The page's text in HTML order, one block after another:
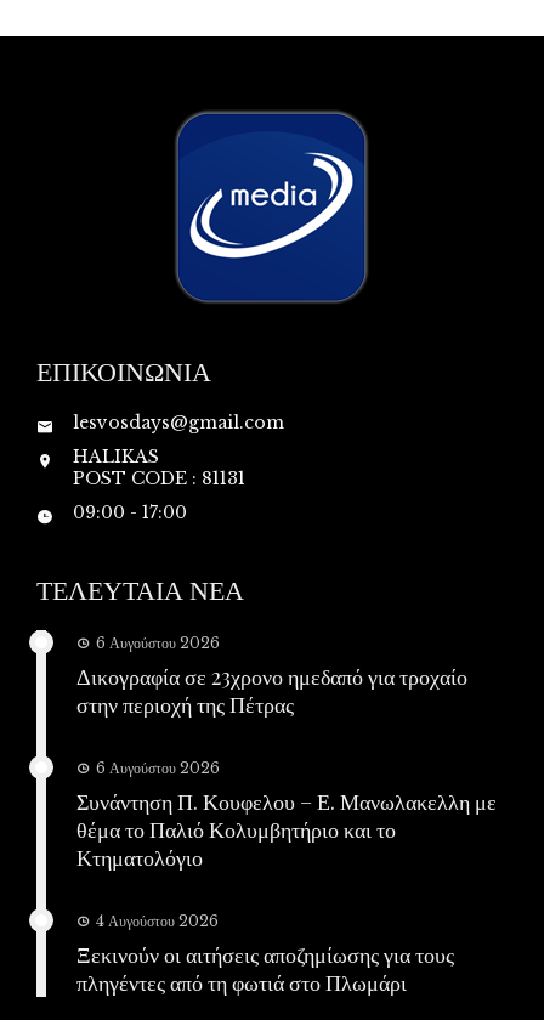
ΕΠΙΚΟΙΝΩΝΙΑ
lesvosdays@gmail.com
HALIKAS
POST CODE : 81131
09:00 - 17:00
ΤΕΛΕΥΤΑΙΑ ΝΕΑ
6 Αυγούστου 2026
Δικογραφία σε 23χρονο ημεδαπό για τροχαίο
στην περιοχή της Πέτρας
6 Αυγούστου 2026
Συνάντηση Π. Κουφελου – Ε. Μανωλακελλη με
θέμα το Παλιό Κολυμβητήριο και το
Κτηματολόγιο
4 Αυγούστου 2026
Ξεκινούν οι αιτήσεις αποζημίωσης για τους
πληγέντες από τη φωτιά στο Πλωμάρι